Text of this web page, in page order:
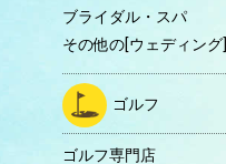
ブライダル・スパ
その他の[ウェディング]
ゴルフ
ゴルフ専門店